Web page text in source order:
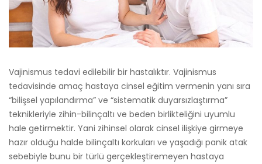
Vajinismus tedavi edilebilir bir hastalıktır. Vajinismus
tedavisinde amaç hastaya cinsel eğitim vermenin yanı sıra
“bilişsel yapılandırma” ve “sistematik duyarsızlaştırma”
teknikleriyle zihin-bilinçaltı ve beden birlikteliğini uyumlu
hale getirmektir. Yani zihinsel olarak cinsel ilişkiye girmeye
hazır olduğu halde bilinçaltı korkuları ve yaşadığı panik atak
sebebiyle bunu bir türlü gerçekleştiremeyen hastaya